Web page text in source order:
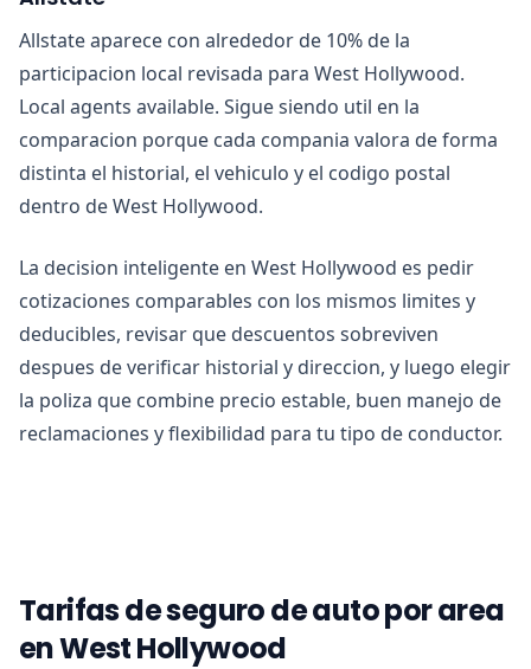
Allstate aparece con alrededor de 10% de la
participacion local revisada para West Hollywood.
Local agents available. Sigue siendo util en la
comparacion porque cada compania valora de forma
distinta el historial, el vehiculo y el codigo postal
dentro de West Hollywood.
La decision inteligente en West Hollywood es pedir
cotizaciones comparables con los mismos limites y
deducibles, revisar que descuentos sobreviven
despues de verificar historial y direccion, y luego elegir
la poliza que combine precio estable, buen manejo de
reclamaciones y flexibilidad para tu tipo de conductor.
Tarifas de seguro de auto por area
en West Hollywood